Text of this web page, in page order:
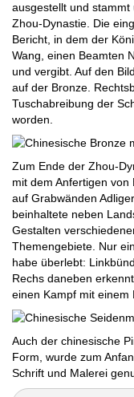
ausgestellt und
Zhou-Dynastie. Die
Bericht, in dem der
Wang, einen Beamten
und vergibt. Auf den
auf der Bronze.
Tuschabreibung der
worden.
Zum Ende der Zhou-
mit dem Anfertigen
auf Grabwänden
beinhaltete neben
Gestalten
Themengebiete. Nur
habe überlebt:
Rechs daneben
einen Kampf mit einem
Auch der chinesische
Form, wurde zum
Schrift und Malerei